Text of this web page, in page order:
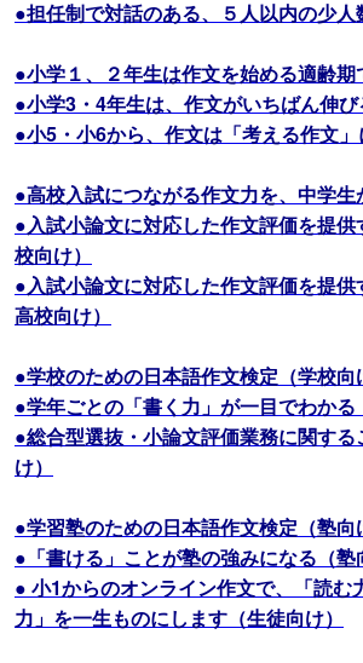
●担任制で対話のある、５人以内の少
●小学１、２年生は作文を始める適齢期
●小学3・4年生は、作文がいちばん伸
●小5・小6から、作文は「考える作文」
●高校入試につながる作文力を、中学生
●入試小論文に対応した作文評価を提
校向け）
●入試小論文に対応した作文評価を提
高校向け）
●学校のための日本語作文検定（学校向
●学年ごとの「書く力」が一目でわかる
●総合型選抜・小論文評価業務に関する
け）
●学習塾のための日本語作文検定（塾向
●「書ける」ことが塾の強みになる（塾
● 小1からのオンライン作文で、「読む
力」を一生ものにします（生徒向け）